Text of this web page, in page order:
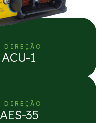
DIREÇÃO
1
DIREÇÃO
35